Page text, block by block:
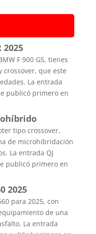
2025
F 900 GS, tienes
crossover, que este
La entrada
publicó primero en
tipo crossover,
de microhibridación
La entrada QJ
publicó primero en
2025
para 2025, con
de una
La entrada